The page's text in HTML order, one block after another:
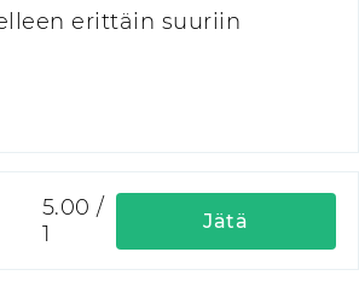
erittäin suuriin
5.00 /
1
Jätä